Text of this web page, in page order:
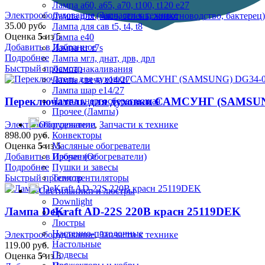
Лампа а60, а65, а70, t100, t120 е27
Лампа для (мясо, зелень, животноводство, бактерец)
Лампа для сав t5, t4, t8
Лампа е40
Лампа кг r7s
Лампа мгл, днат, дрв, дрл
Лампа накаливания
Лампа свеча е14/27
Лампа шар е14/27
Лампа энергосберегающая
Прочее (Лампы)
Обогреватели
Конвекторы
Масляные обогреватели
Прочее (Обогреватели)
Пушки и завесы
Тепловентиляторы
Светильники и люстры
Downlight
Бра
Люстры
Настенно-потолочные
Настольные
Подвесы
Электрооборудование,Запчасти к технике
35.00 руб.
Оценка 5из 5
Добавить в Избранное
Подробнее
Быстрый просмотр
Переключатель для духовки САМСУНГ
Электрооборудование, Запчасти к технике
898.00 руб.
Оценка 5из 5
Добавить в Избранное
Подробнее
Быстрый просмотр
Лампа DeKraft AD-22S 220В красн 25119DEK
Электрооборудование,Запчасти к технике
119.00 руб.
Оценка 5из 5